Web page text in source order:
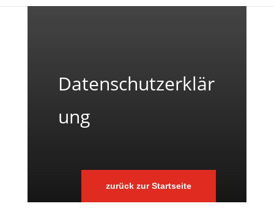
Datenschutzerklär
ung
zurück zur Startseite